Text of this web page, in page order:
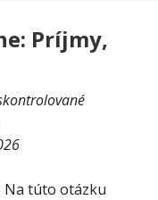
Príjmy,
Na túto otázku